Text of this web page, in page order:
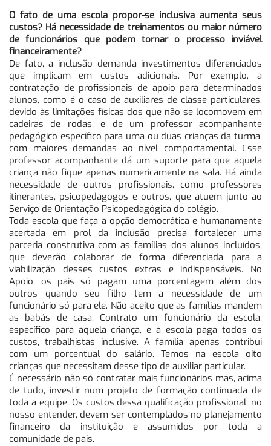
O fato de uma escola propor-se inclusiva aumenta seus
custos? Há necessidade de treinamentos ou maior número
de funcionários que podem tornar o processo inviável
financeiramente?
De fato, a inclusão demanda investimentos diferenciados
que implicam em custos adicionais. Por exemplo, a
contratação de profissionais de apoio para determinados
alunos, como é o caso de auxiliares de classe particulares,
devido às limitações físicas dos que não se locomovem em
cadeiras de rodas, e de um professor acompanhante
pedagógico específico para uma ou duas crianças da turma,
com maiores demandas ao nível comportamental. Esse
professor acompanhante dá um suporte para que aquela
criança não fique apenas numericamente na sala. Há ainda
necessidade de outros profissionais, como professores
itinerantes, psicopedagogos e outros, que atuem junto ao
Serviço de Orientação Psicopedagógica do colégio.
Toda escola que faça a opção democrática e humanamente
acertada em prol da inclusão precisa fortalecer uma
parceria construtiva com as famílias dos alunos incluídos,
que deverão colaborar de forma diferenciada para a
viabilização desses custos extras e indispensáveis. No
Apoio, os pais só pagam uma porcentagem além dos
outros quando seu filho tem a necessidade de um
funcionário só para ele. Não aceito que as famílias mandem
as babás de casa. Contrato um funcionário da escola,
específico para aquela criança, e a escola paga todos os
custos, trabalhistas inclusive. A família apenas contribui
com um porcentual do salário. Temos na escola oito
crianças que necessitam desse tipo de auxiliar particular.
É necessário não só contratar mais funcionários mas, acima
de tudo, investir num projeto de formação continuada de
toda a equipe, Os custos dessa qualificação profissional, no
nosso entender, devem ser contemplados no planejamento
financeiro da instituição e assumidos por toda a
comunidade de pais.